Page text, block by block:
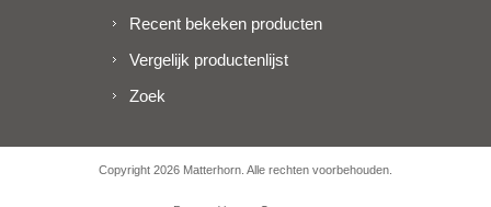
Recent bekeken producten
Vergelijk productenlijst
Zoek
Copyright 2026 Matterhorn. Alle rechten voorbehouden.